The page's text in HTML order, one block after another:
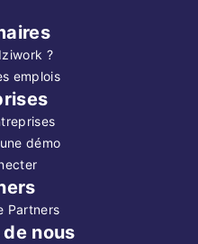
?
emplois
démo
Partners
nous